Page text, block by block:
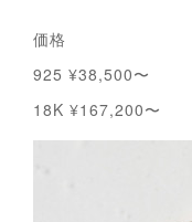
価格
925 ¥38,500〜
18K ¥167,200〜